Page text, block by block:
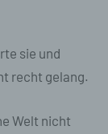
sie und
recht gelang.
Welt nicht
ob es